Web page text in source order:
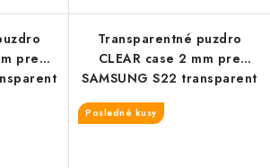
pre
Transparentné puzdro
CLEAR case 2 mm pre
SAMSUNG S22 transparent
Posledné kusy